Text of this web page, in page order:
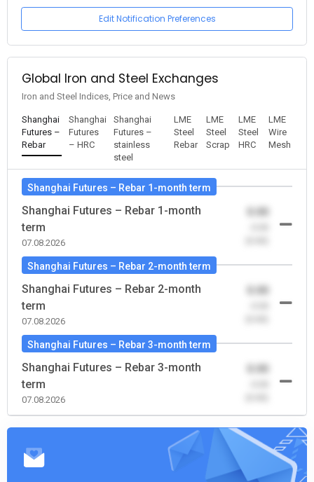
Edit Notification Preferences
Global Iron and Steel Exchanges
Iron and Steel Indices, Price and News
Shanghai
Futures –
Rebar
Shanghai
Futures
– HRC
Shanghai
Futures –
stainless
steel
LME
Steel
Rebar
LME
Steel
Scrap
LME
Steel
HRC
LME
Wire
Mesh
Shanghai Futures – Rebar 1-month term
Shanghai Futures – Rebar 1-month
term
07.08.2026
0.00
Shanghai Futures – Rebar 2-month term
Shanghai Futures – Rebar 2-month
term
07.08.2026
0.00
Shanghai Futures – Rebar 3-month term
Shanghai Futures – Rebar 3-month
term
07.08.2026
0.00